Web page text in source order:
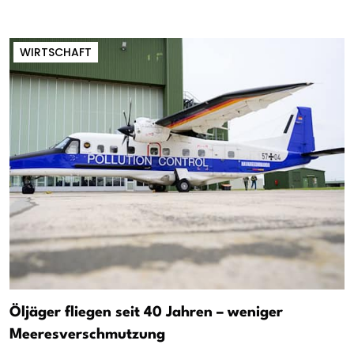
WIRTSCHAFT
Öljäger fliegen seit 40 Jahren – weniger
Meeresverschmutzung